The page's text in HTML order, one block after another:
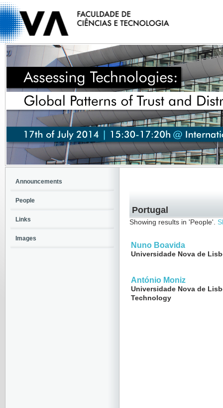
Portugal
Showing results in 'People'.
Nuno Boavida
Universidade Nova de
António Moniz
Universidade Nova de
Technology
Announcements
People
Links
Images